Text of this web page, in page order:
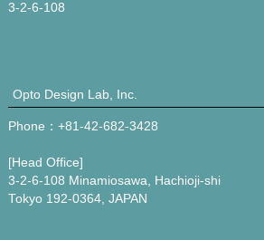
3-2-6-108
Opto Design Lab, Inc.
Phone：+81-42-682-3428
[Head Office]
3-2-6-108 Minamiosawa, Hachioji-shi
Tokyo 192-0364, JAPAN